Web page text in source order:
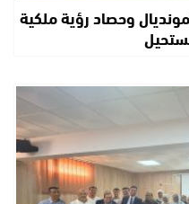
وحصاد رؤية ملكية